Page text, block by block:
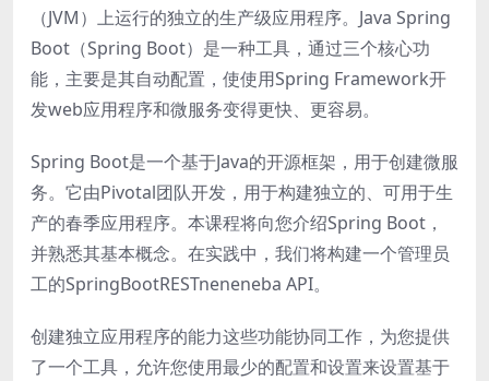
（JVM）上运行的独立的生产级应用程序。Java Spring
Boot（Spring Boot）是一种工具，通过三个核心功
能，主要是其自动配置，使使用Spring Framework开
发web应用程序和微服务变得更快、更容易。
Spring Boot是一个基于Java的开源框架，用于创建微服
务。它由Pivotal团队开发，用于构建独立的、可用于生
产的春季应用程序。本课程将向您介绍Spring Boot，
并熟悉其基本概念。在实践中，我们将构建一个管理员
工的SpringBootRESTneneneba API。
创建独立应用程序的能力这些功能协同工作，为您提供
了一个工具，允许您使用最少的配置和设置来设置基于